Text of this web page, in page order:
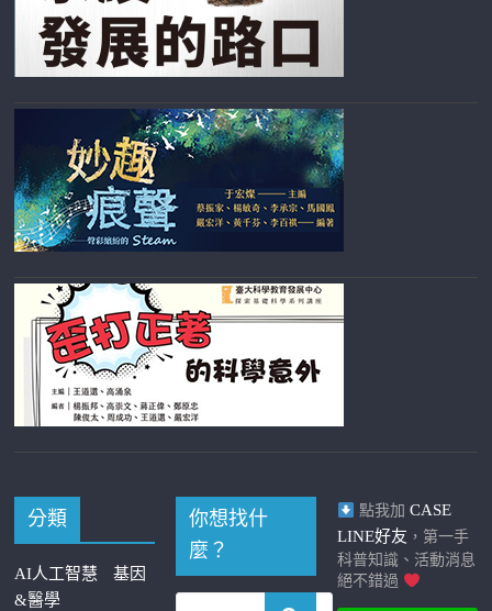
分類
AI人工智慧
基因
&醫學
你想找什
麼？
點我加 CASE
LINE好友 ，第一手
科普知識、活動消息
絕不錯過